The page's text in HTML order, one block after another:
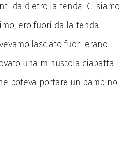
da dietro la tenda. Ci siamo
ero fuori dalla tenda.
lasciato fuori erano
una minuscola ciabatta
poteva portare un bambino